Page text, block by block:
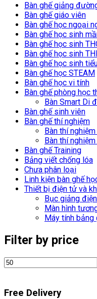
Bàn ghế giảng
Bàn ghế giáo viên
Bàn ghế học ngoại
Bàn ghế học sinh
Bàn ghế học sinh
Bàn ghế học sinh
Bàn ghế học sinh
Bàn ghế học STEAM
Bàn ghế học vi tính
Bàn ghế phòng học
Bàn Smart Di
Bàn ghế sinh viên
Bàn ghế thí nghiệm
Bàn thí
Bàn thí
Bàn ghế Training
Bảng viết chống lóa
Chưa phân loại
Linh kiện bàn ghế
Thiết bị điện tử và
Bục giảng
Màn hình
Máy tính bảng
Filter by price
Giá
Free Delivery